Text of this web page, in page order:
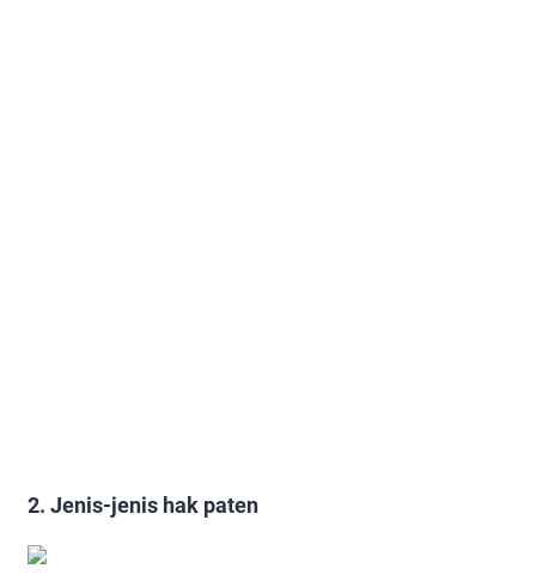
2. Jenis-jenis hak paten